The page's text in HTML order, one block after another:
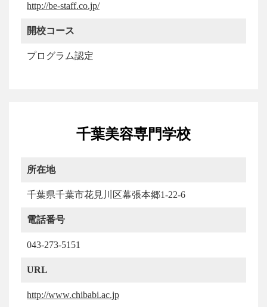
http://be-staff.co.jp/
開校コース
プログラム認定
千葉美容専門学校
所在地
千葉県千葉市花見川区幕張本郷1-22-6
電話番号
043-273-5151
URL
http://www.chibabi.ac.jp